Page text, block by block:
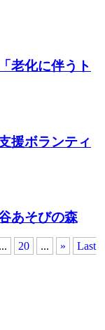
老化に伴うト
援ボランティ
あそびの森
... 20 ... »
Last